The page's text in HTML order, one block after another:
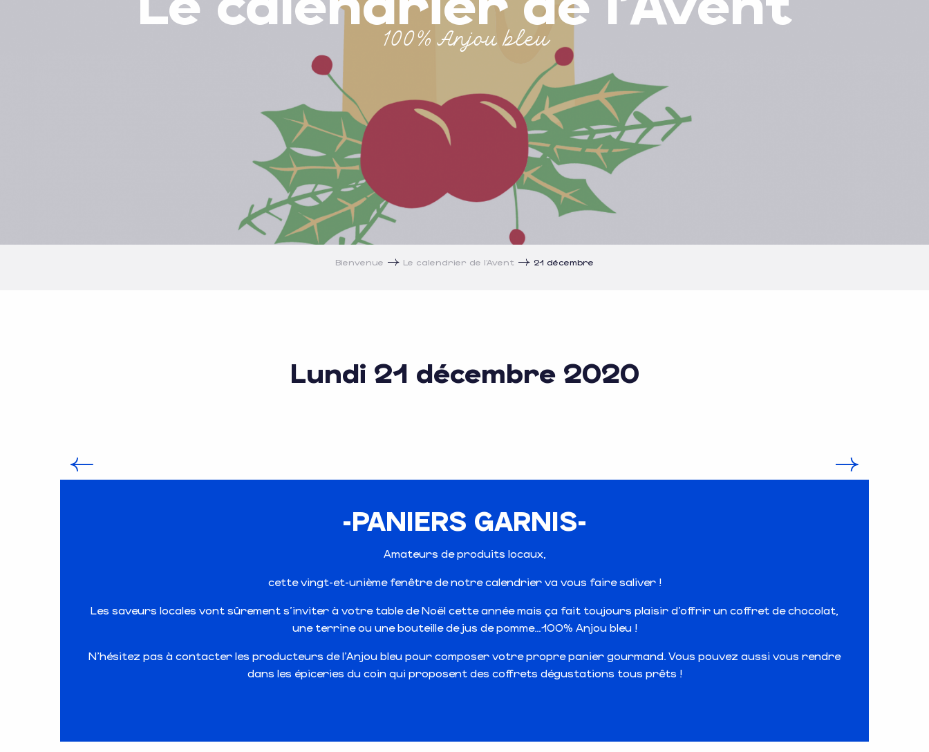
100% Anjou bleu
Bienvenue Le calendrier de l’Avent 21 décembre
Lundi 21 décembre 2020
-PANIERS GARNIS-
Amateurs de produits locaux,
cette vingt-et-unième fenêtre de notre calendrier va vous faire saliver !
Les saveurs locales vont sûrement s’inviter à votre table de Noël cette année mais ça fait toujours plaisir d’offrir un coffret de chocolat,
une terrine ou une bouteille de jus de pomme…100% Anjou bleu !
N’hésitez pas à contacter les producteurs de l’Anjou bleu pour composer votre propre panier gourmand. Vous pouvez aussi vous rendre
dans les épiceries du coin qui proposent des coffrets dégustations tous prêts !